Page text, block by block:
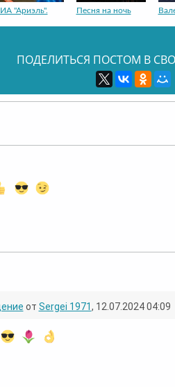
"Ариэль". Песня на ночь
Ярушин Валерий Ярушин
ПОДЕЛИТЬСЯ ПОСТОМ В
от Sergei 1971, 12.07.2024 04:09